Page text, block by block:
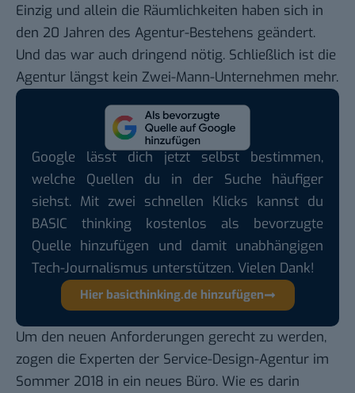
Einzig und allein die Räumlichkeiten haben sich in
den 20 Jahren des Agentur-Bestehens geändert.
Und das war auch dringend nötig. Schließlich ist die
Agentur längst kein Zwei-Mann-Unternehmen mehr.
Google lässt dich jetzt selbst bestimmen,
welche Quellen du in der Suche häufiger
siehst. Mit zwei schnellen Klicks kannst du
BASIC thinking kostenlos als bevorzugte
Quelle hinzufügen und damit unabhängigen
Tech-Journalismus unterstützen. Vielen Dank!
Hier basicthinking.de hinzufügen
Um den neuen Anforderungen gerecht zu werden,
zogen die Experten der Service-Design-Agentur im
Sommer 2018 in ein neues Büro. Wie es darin